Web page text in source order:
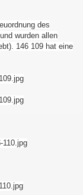
des
wurden allen
146 109 hat eine